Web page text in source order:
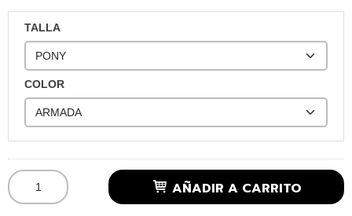
TALLA
COLOR
AÑADIR A CARRITO